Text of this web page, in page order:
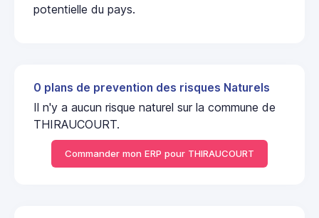
potentielle du pays.
0 plans de prevention des risques Naturels
Il n'y a aucun risque naturel sur la commune de
THIRAUCOURT.
Commander mon ERP pour THIRAUCOURT